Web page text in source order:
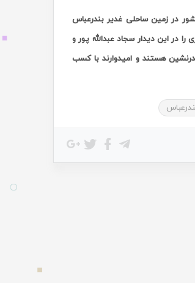
در زمین ساحلی غدیر بندرعباس
های تیم شهرداری را در این دیدار سجاد عبدالله پور و
. شهرداری چی ها علی رغم این شکست خانگی همچنان با 17 امتیاز صدرنشین هستند و امیدوارند با کسب